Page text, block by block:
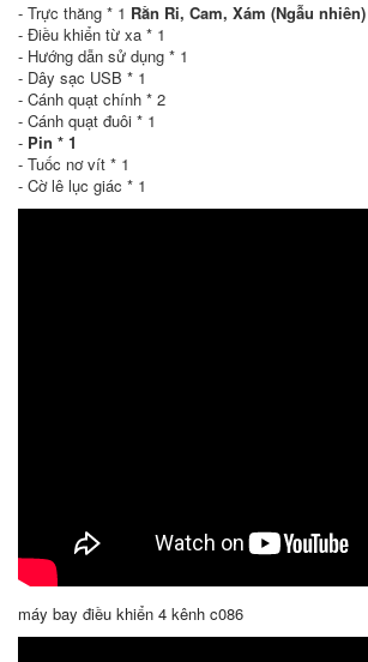
- Trực thăng * 1 Rằn Ri, Cam, Xám (Ngẫu nhiên)
- Điều khiển từ xa * 1
- Hướng dẫn sử dụng * 1
- Dây sạc USB * 1
- Cánh quạt chính * 2
- Cánh quạt đuôi * 1
- Pin * 1
- Tuốc nơ vít * 1
- Cờ lê lục giác * 1
máy bay điều khiển 4 kênh c086